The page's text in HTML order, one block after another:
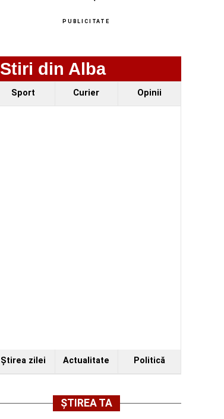
PUBLICITATE
Stiri din Alba
Sport Curier Opinii
Ştirea zilei Actualitate Politică
ȘTIREA TA